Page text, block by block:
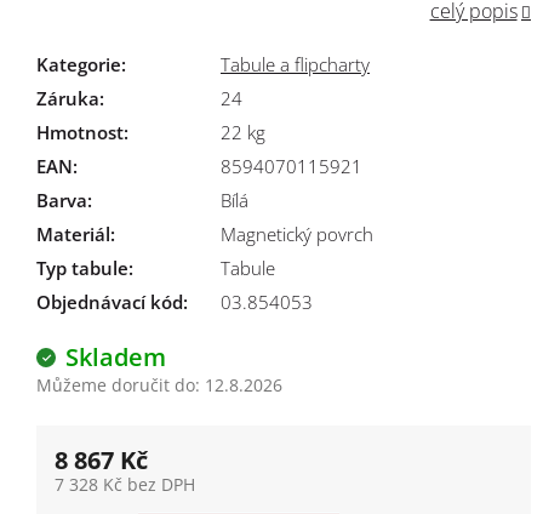
Skladem
Můžeme doručit do: 12.8.2026
celý popis
Kategorie:
Tabule a flipcharty
Záruka:
24
Hmotnost:
22 kg
EAN:
8594070115921
Barva:
Bílá
Materiál:
Magnetický povrch
Typ tabule:
Tabule
Objednávací kód:
03.854053
8 867 Kč
7 328 Kč bez DPH